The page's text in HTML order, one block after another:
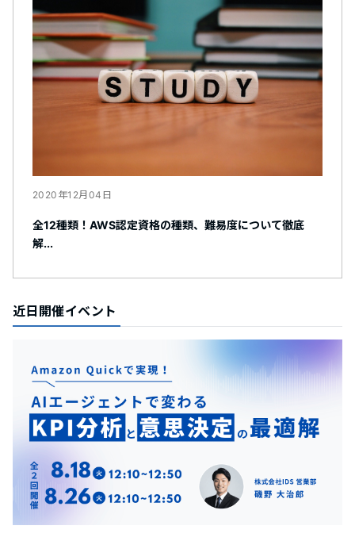
2020年12月04日
全12種類！AWS認定資格の種類、難易度について徹底
解...
近日開催イベント